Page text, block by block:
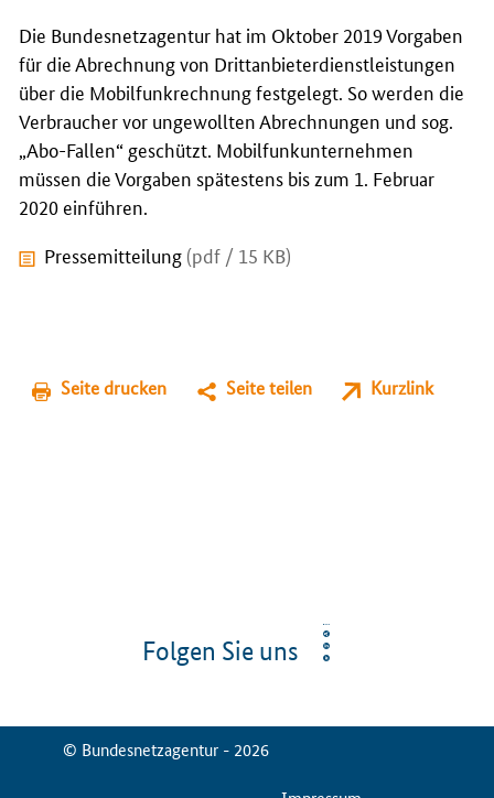
Die Bundesnetzagentur hat im Oktober 2019 Vorgaben
für die Abrechnung von Drittanbieterdienstleistungen
über die Mobilfunkrechnung festgelegt. So werden die
Verbraucher vor ungewollten Abrechnungen und sog.
„Abo-Fallen“ geschützt. Mobilfunkunternehmen
müssen die Vorgaben spätestens bis zum 1. Februar
2020 einführen.
Pressemitteilung (pdf / 15 KB)
Seite drucken Seite teilen Kurzlink
Folgen Sie uns
© Bundesnetzagentur - 2026
ServiceMenu